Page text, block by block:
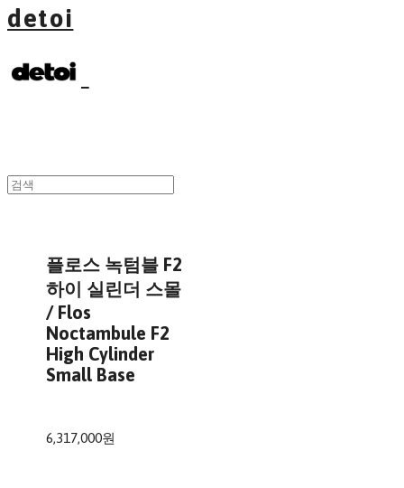
detoi
플로스 녹텀블 F2
하이 실린더 스몰
/ Flos
Noctambule F2
High Cylinder
Small Base
6,317,000원